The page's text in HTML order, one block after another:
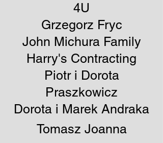
4U
​Grzegorz Fryc
John Michura Family
Harry's Contracting
Piotr i Dorota
Praszkowicz
Dorota i Marek Andraka
​Tomasz Joanna